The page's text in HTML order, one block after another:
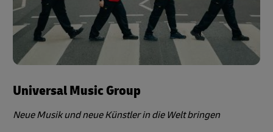
Universal Music Group
Neue Musik und neue Künstler in die Welt bringen